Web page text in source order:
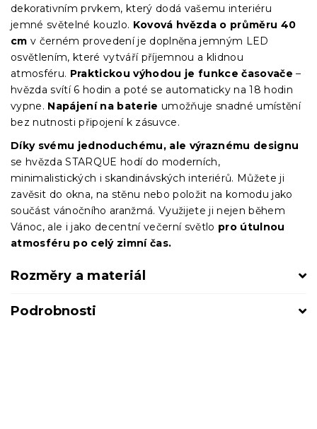
dekorativním prvkem, který dodá vašemu interiéru
jemné světelné kouzlo. Kovová hvězda o průměru 40
cm v černém provedení je doplněna jemným LED
osvětlením, které vytváří příjemnou a klidnou
atmosféru. Praktickou výhodou je funkce časovače –
hvězda svítí 6 hodin a poté se automaticky na 18 hodin
vypne. Napájení na baterie umožňuje snadné umístění
bez nutnosti připojení k zásuvce.
Díky svému jednoduchému, ale výraznému designu
se hvězda STARQUE hodí do moderních,
minimalistických i skandinávských interiérů. Můžete ji
zavěsit do okna, na stěnu nebo položit na komodu jako
součást vánočního aranžmá. Využijete ji nejen během
Vánoc, ale i jako decentní večerní světlo pro útulnou
atmosféru po celý zimní čas.
Rozměry a materiál
Podrobnosti